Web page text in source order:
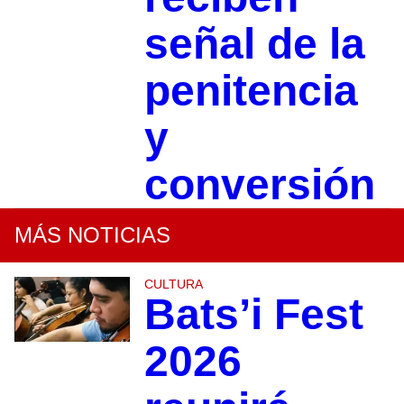
señal de la
penitencia
y
conversión
MÁS NOTICIAS
CULTURA
Bats’i Fest
2026